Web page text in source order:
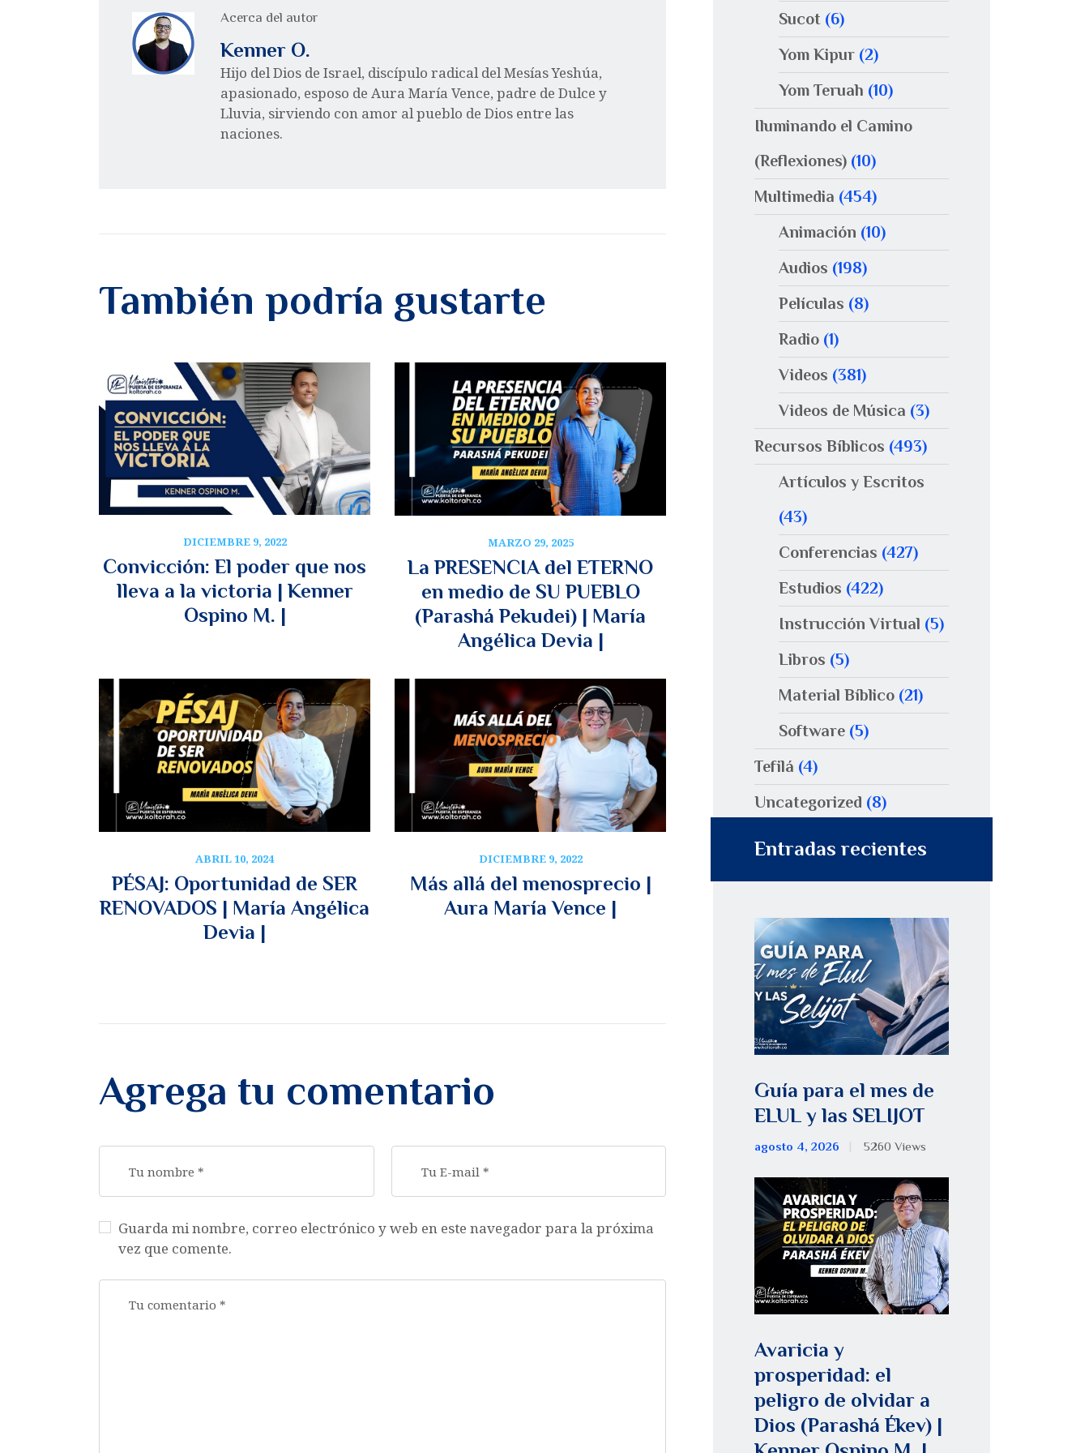
Acerca del autor
Kenner O.
Hijo del Dios de Israel, discípulo radical del Mesías Yeshúa,
apasionado, esposo de Aura María Vence, padre de Dulce y
Lluvia, sirviendo con amor al pueblo de Dios entre las
naciones.
También podría gustarte
DICIEMBRE 9, 2022
Convicción: El poder que nos
lleva a la victoria | Kenner
Ospino M. |
MARZO 29, 2025
La PRESENCIA del ETERNO
en medio de SU PUEBLO
(Parashá Pekudei) | María
Angélica Devia |
ABRIL 10, 2024
PÉSAJ: Oportunidad de SER
RENOVADOS | María Angélica
Devia |
DICIEMBRE 9, 2022
Más allá del menosprecio |
Aura María Vence |
Agrega tu comentario
Guarda mi nombre, correo electrónico y web en este navegador para la próxima
vez que comente.
Sucot (6)
Yom Kipur (2)
Yom Teruah (10)
Iluminando el Camino
(Reflexiones) (10)
Multimedia (454)
Animación (10)
Audios (198)
Películas (8)
Radio (1)
Videos (381)
Videos de Música (3)
Recursos Bíblicos (493)
Artículos y Escritos
(43)
Conferencias (427)
Estudios (422)
Instrucción Virtual (5)
Libros (5)
Material Bíblico (21)
Software (5)
Tefilá (4)
Uncategorized (8)
Entradas recientes
Guía para el mes de
ELUL y las SELIJOT
agosto 4, 2026 5260 Views
Avaricia y
prosperidad: el
peligro de olvidar a
Dios (Parashá Ékev) |